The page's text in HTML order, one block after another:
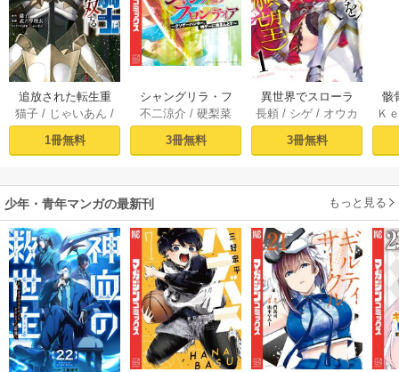
追放された転生重
騎士はゲーム知識
で無双する（１）
猫子 / じゃいあん /
武六甲理衣
1冊無料
シャングリラ・フ
ロンティア（１）
～クソゲーハン
ター、神ゲーに挑
不二涼介 /硬梨菜
3冊無料
異世界でスローラ
イフを（願望） 1
長頼 / シゲ / オウカ
3冊無料
骸
異
Ｋ
少年・青年マンガの最新刊 もっと見る